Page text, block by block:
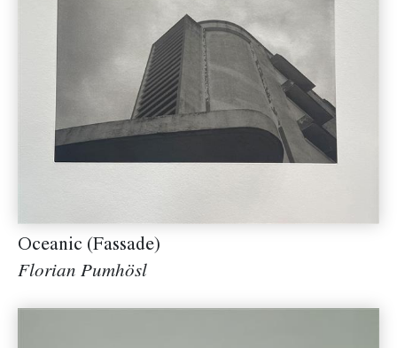
Oceanic (Fassade)
Florian Pumhösl